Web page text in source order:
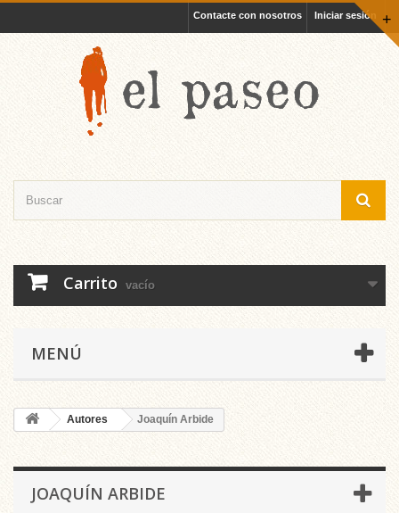
+
Iniciar sesión
Contacte con nosotros
Carrito vacío
MENÚ
Autores Joaquín Arbide
JOAQUÍN ARBIDE